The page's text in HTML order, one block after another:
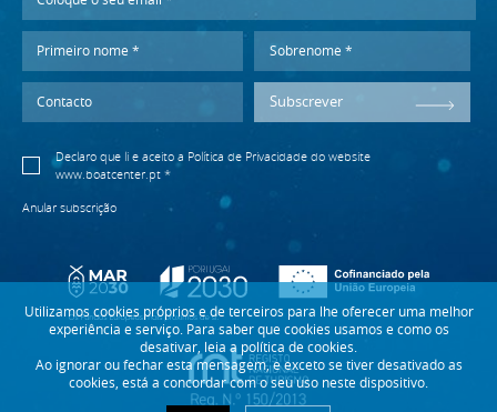
Subscrever
Declaro que li e aceito a Política de Privacidadedo website
www.boatcenter.pt *
Anular subscrição
Utilizamos cookies próprios e de terceiros para lhe oferecer uma melhor
experiência e serviço. Para saber que cookies usamos e como os
desativar, leia a política de cookies.
Ao ignorar ou fechar esta mensagem, e exceto se tiver desativado as
cookies, está a concordar com o seu uso neste dispositivo.